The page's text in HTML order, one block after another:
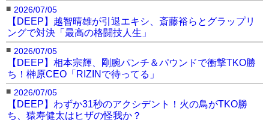
■ 2026/07/05
【DEEP】越智晴雄が引退エキシ、斎藤裕らとグラップリ
ングで対決「最高の格闘技人生」
■ 2026/07/05
【DEEP】相本宗輝、剛腕パンチ＆パウンドで衝撃TKO勝
ち！榊原CEO「RIZINで待ってる」
■ 2026/07/05
【DEEP】わずか31秒のアクシデント！火の鳥がTKO勝
ち、猿寿健太はヒザの怪我か？